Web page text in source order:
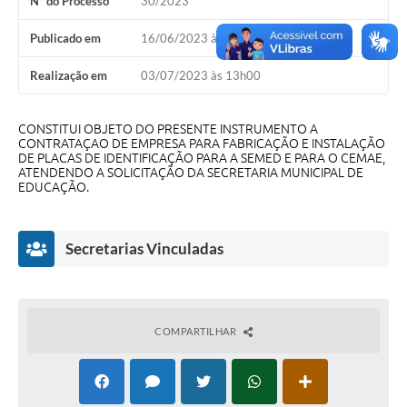
Sala Mineira do Empreendedor
MROSC - Parcerias
Turismo
Contratos
Termos de Uso & Política de Privacidade
Publicado em 16/06/2023 às 15h02
Realização em 03/07/2023 às 13h00
CONSTITUI OBJETO DO PRESENTE INSTRUMENTO A
CONTRATAÇAO DE EMPRESA PARA FABRICAÇÃO E INSTALAÇÃO
DE PLACAS DE IDENTIFICAÇÃO PARA A SEMED E PARA O CEMAE,
ATENDENDO A SOLICITAÇÃO DA SECRETARIA MUNICIPAL DE
EDUCAÇÃO.
Secretarias Vinculadas
COMPARTILHAR